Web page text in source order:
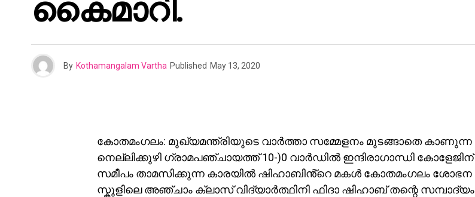
കൈമാറി.
By Kothamangalam Vartha Published May 13, 2020
കോതമംഗലം: മുഖ്യമന്ത്രിയുടെ വാർത്താ സമ്മേളനം മുടങ്ങാതെ കാണുന്ന
നെല്ലിക്കുഴി ഗ്രാമപഞ്ചായത്ത് 10-)0 വാർഡിൽ ഇന്ദിരാഗാന്ധി കോളേജിന്
സമീപം താമസിക്കുന്ന കാരയിൽ ഷിഹാബിൻ്റെ മകൾ കോതമംഗലം ശോഭന
സ്കൂളിലെ അഞ്ചാം ക്ലാസ് വിദ്യാർത്ഥിനി ഫിദാ ഷിഹാബ് തന്റെ സമ്പാദ്യം